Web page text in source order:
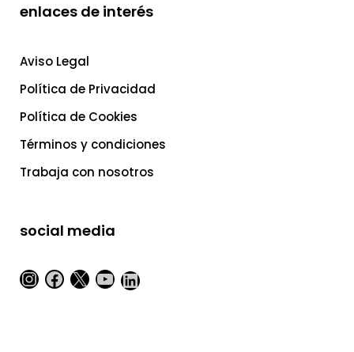
enlaces de interés
Aviso Legal
Política de Privacidad
Política de Cookies
Términos y condiciones
Trabaja con nosotros
social media
Instagram
Facebook
X YouTube
LinkedIn